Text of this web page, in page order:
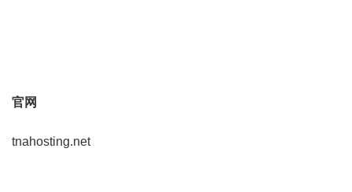
官网
tnahosting.net